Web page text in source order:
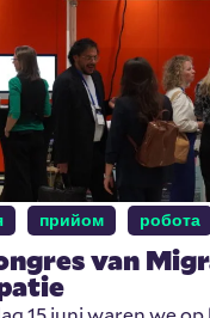
прийом робота
van